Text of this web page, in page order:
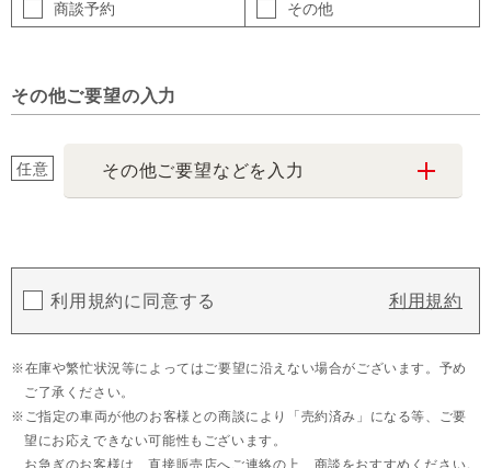
商談予約 その他
その他ご要望の入力
任意 その他ご要望などを入力
利用規約に同意する 利用規約
在庫や繁忙状況等によってはご要望に沿えない場合がございます。予め
ご了承ください。
ご指定の車両が他のお客様との商談により「売約済み」になる等、ご要
望にお応えできない可能性もございます。
お急ぎのお客様は、直接販売店へご連絡の上、商談をおすすめください。